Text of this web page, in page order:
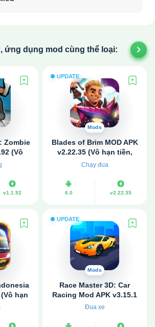
ứng dụng mod cùng thể loại:
Zombie
(Vô
v1.1.92
UPDATE
Mods
Blades of Brim MOD APK
v2.22.35 (Vô hạn tiền,
tinh chất)
Chạy đua
6.0 v2.22.35
hạn
UPDATE
Mods
Race Master 3D: Car
Racing Mod APK v3.15.1
(Vô hạn tiền)
Đua xe